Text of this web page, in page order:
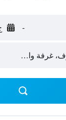
- ج